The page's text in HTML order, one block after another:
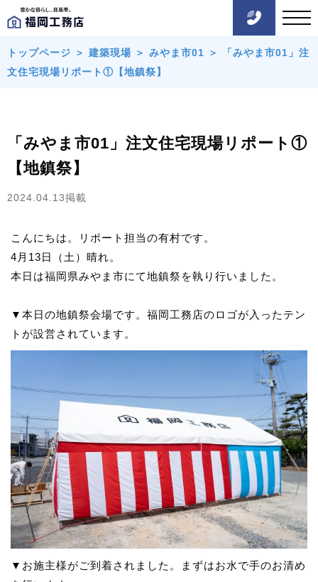
トップページ ＞ 建築現場 ＞ みやま市01 ＞
「みやま市01」注
文住宅現場リポート①【地鎮祭】
「みやま市01」注文住宅現場リポート①
【地鎮祭】
2024.04.13掲載
こんにちは。リポート担当の有村です。
4月13日（土）晴れ。
本日は福岡県みやま市にて地鎮祭を執り行いました。
▼本日の地鎮祭会場です。福岡工務店のロゴが入ったテン
トが設営されています。
▼お施主様がご到着されました。まずはお水で手のお清め